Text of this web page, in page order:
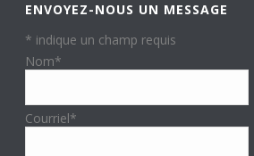
ENVOYEZ-NOUS UN MESSAGE
* indique un champ requis
Nom*
Courriel*